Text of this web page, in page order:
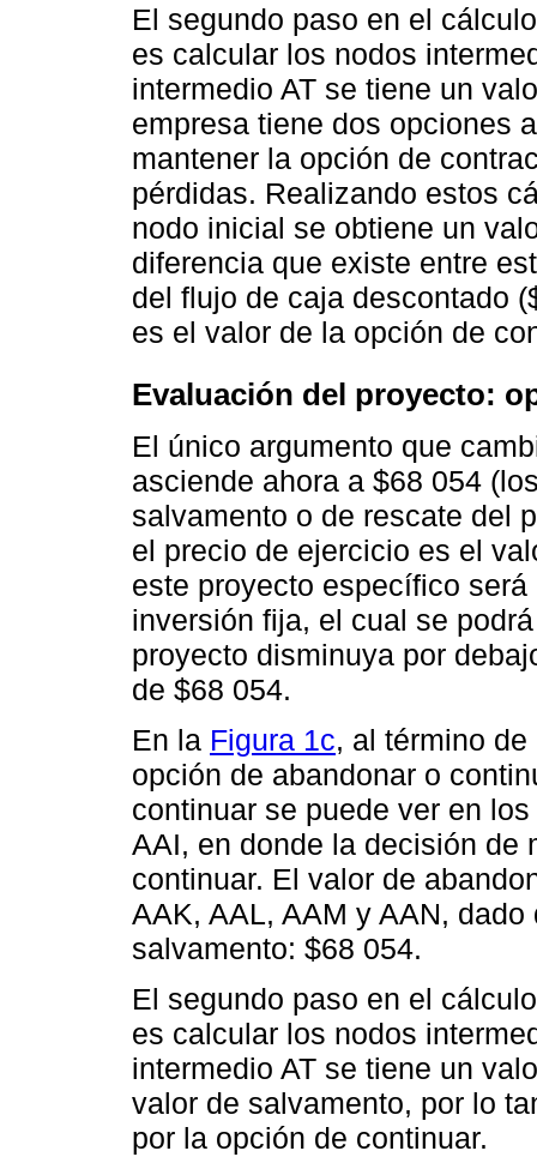
El segundo paso en el
es calcular los nodos
intermedio AT se tiene un
empresa tiene dos opciones
mantener la opción de
pérdidas. Realizando estos
nodo inicial se obtiene un
diferencia que existe entre
del flujo de caja descontado
es el valor de la opción de
Evaluación del proyecto:
El único argumento que
asciende ahora a $68 054
salvamento o de rescate del
el precio de ejercicio es el
este proyecto específico
inversión fija, el cual se
proyecto disminuya por
de $68 054.
En la Figura 1c, al término
opción de abandonar o
continuar se puede ver en
AAI, en donde la decisión de
continuar. El valor de
AAK, AAL, AAM y AAN,
salvamento: $68 054.
El segundo paso en el
es calcular los nodos
intermedio AT se tiene un
valor de salvamento, por lo
por la opción de continuar.